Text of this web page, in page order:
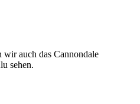
auch das Cannondale
sehen.